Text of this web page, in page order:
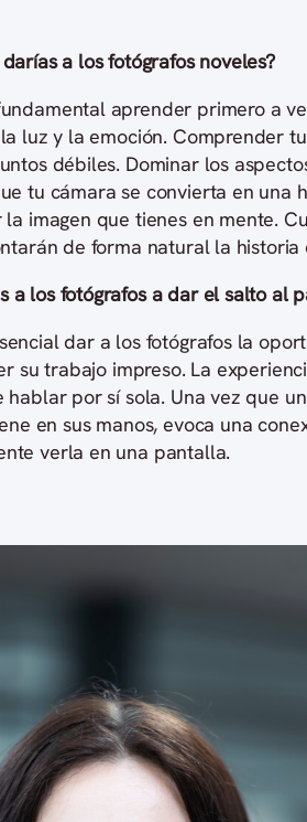
a los fotógrafos noveles?
aprender primero a
luz y la emoción. Comprender
débiles. Dominar los
tu cámara se convierta en una
imagen que tienes en mente.
de forma natural la historia
a los fotógrafos a dar el salto al
dar a los fotógrafos la
su trabajo impreso. La
hablar por sí sola. Una vez que
en sus manos, evoca una
verla en una pantalla.